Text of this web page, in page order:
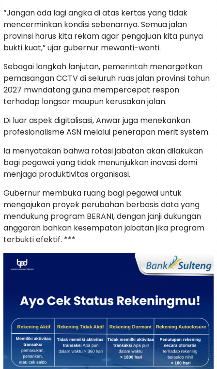
“Jangan ada lagi angka di atas kertas yang tidak
mencerminkan kondisi sebenarnya. Semua jalan
provinsi harus kita rekam agar pengajuan kita punya
bukti kuat,” ujar gubernur mewanti-wanti.
Sebagai langkah lanjutan, pemerintah menargetkan
pemasangan CCTV di seluruh ruas jalan provinsi tahun
2027 mwndatang guna mempercepat respon
terhadap longsor maupun kerusakan jalan.
Di luar aspek digitalisasi, Anwar juga menekankan
profesionalisme ASN melalui penerapan merit system.
Ia menyatakan bahwa rotasi jabatan akan dilakukan
bagi pegawai yang tidak menunjukkan inovasi demi
menjaga produktivitas organisasi.
Gubernur membuka ruang bagi pegawai untuk
mengajukan proyek perubahan berbasis data yang
mendukung program BERANI, dengan janji dukungan
anggaran bahkan kesempatan jabatan jika program
terbukti efektif. ***